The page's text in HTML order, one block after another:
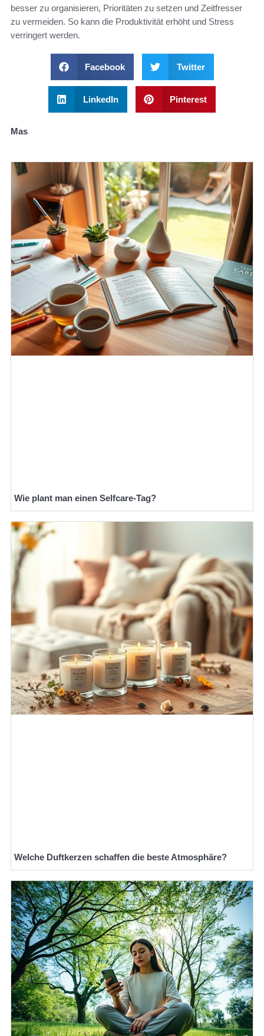
besser zu organisieren, Prioritäten zu setzen und Zeitfresser
zu vermeiden. So kann die Produktivität erhöht und Stress
verringert werden.
Facebook Twitter
LinkedIn Pinterest
Mas
Wie plant man einen Selfcare-Tag?
Welche Duftkerzen schaffen die beste Atmosphäre?